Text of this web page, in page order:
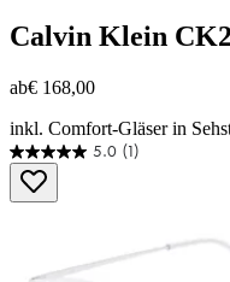
Calvin Klein
ab€ 168,00
inkl. Comfort-Gläser in
5.0 (1)
5.0
von
5
Bewertung